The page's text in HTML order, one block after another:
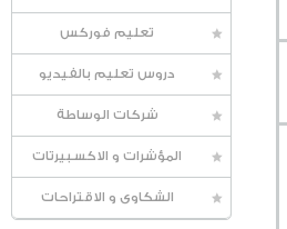
تعليم فوركس
دروس تعليم بالفيديو
شركات الوساطة
المؤشرات و الاكسبيرتات
الشكاوى و الاقتراحات